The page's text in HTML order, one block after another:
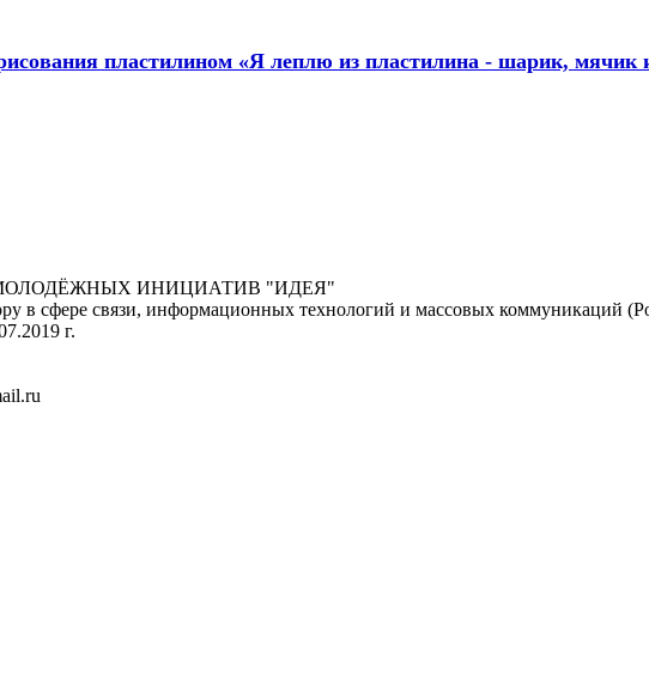
пластилином «Я леплю из пластилина - шарик, мячик
МОЛОДЁЖНЫХ ИНИЦИАТИВ "ИДЕЯ"
в сфере связи, информационных технологий и массовых коммуникаций
г.